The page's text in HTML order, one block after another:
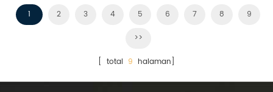
1 2 3 4 5 6 7 8 9
>>
[ total 9 halaman]